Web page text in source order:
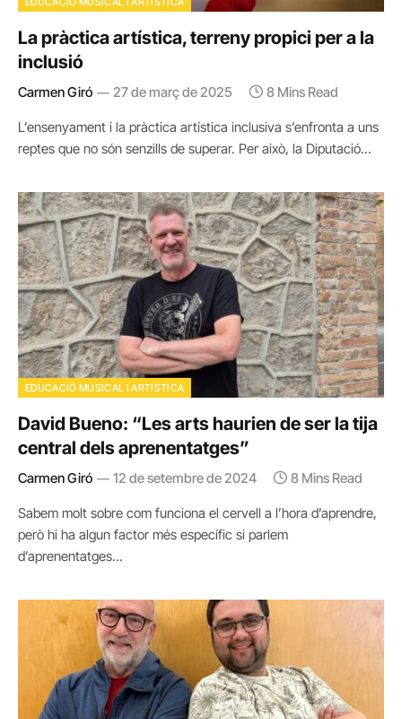
La pràctica artística, terreny propici per a la
inclusió
Carmen Giró 27 de març de 2025 8 Mins Read
L’ensenyament i la pràctica artística inclusiva s’enfronta a uns
reptes que no són senzills de superar. Per això, la Diputació…
EDUCACIÓ MUSICAL I ARTÍSTICA
David Bueno: “Les arts haurien de ser la tija
central dels aprenentatges”
Carmen Giró 12 de setembre de 2024 8 Mins Read
Sabem molt sobre com funciona el cervell a l’hora d’aprendre,
però hi ha algun factor més específic si parlem
d’aprenentatges…